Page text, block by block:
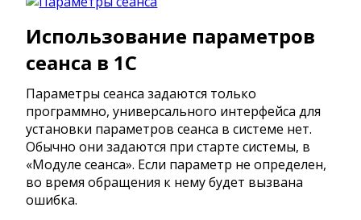
Использование параметров
сеанса в 1С
Параметры сеанса задаются только
программно, универсального интерфейса для
установки параметров сеанса в системе нет.
Обычно они задаются при старте системы, в
«Модуле сеанса». Если параметр не определен,
во время обращения к нему будет вызвана
ошибка.